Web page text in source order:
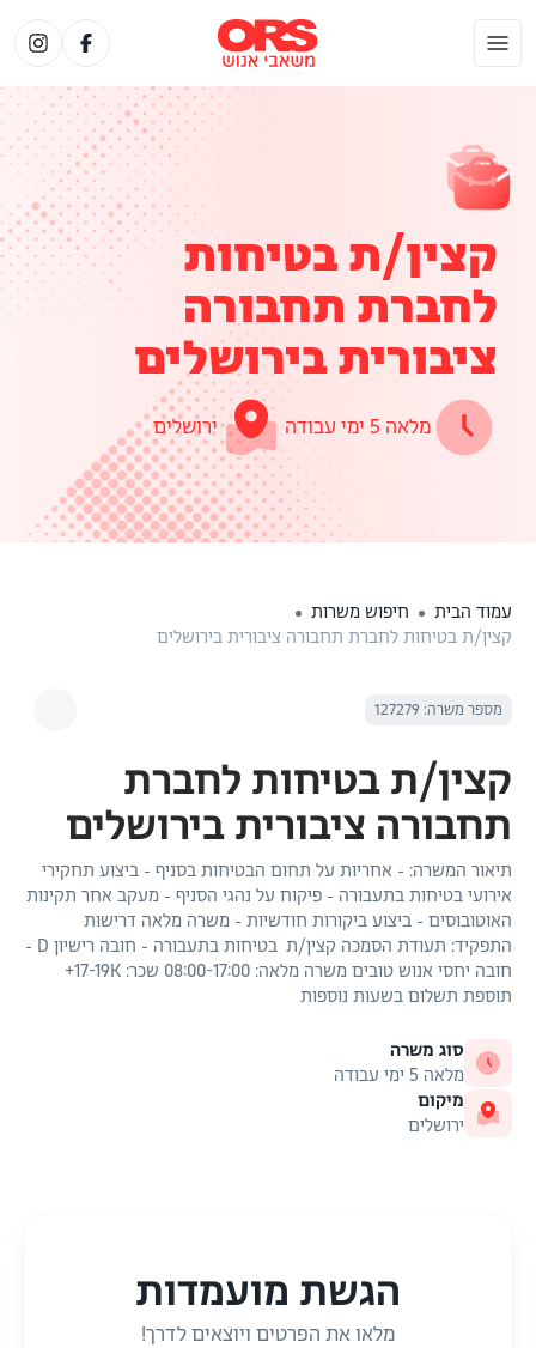
קצין/ת בטיחות
לחברת תחבורה
ציבורית בירושלים
מלאה 5 ימי עבודה ירושלים
עמוד הבית
חיפוש משרות
קצין/ת בטיחות לחברת תחבורה ציבורית בירושלים
מספר משרה: 127279
קצין/ת בטיחות לחברת
תחבורה ציבורית בירושלים
תיאור המשרה: - אחריות על תחום הבטיחות בסניף - ביצוע תחקירי
אירועי בטיחות בתעבורה - פיקוח על נהגי הסניף - מעקב אחר תקינות
האוטובוסים - ביצוע ביקורות חודשיות - משרה מלאה דרישות
התפקיד: תעודת הסמכה קצין/ת בטיחות בתעבורה - חובה רישיון D -
חובה יחסי אנוש טובים משרה מלאה: 08:00-17:00 שכר: 17-19K+
תוספת תשלום בשעות נוספות
סוג משרה
מלאה 5 ימי עבודה
מיקום
ירושלים
הגשת מועמדות
מלאו את הפרטים ויוצאים לדרך!